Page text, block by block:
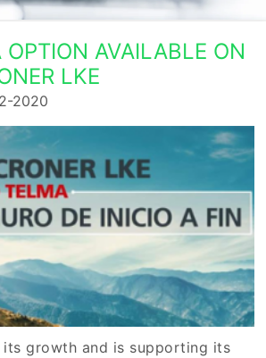
AVAILABLE ON
LKE
2020
its growth and is supporting its